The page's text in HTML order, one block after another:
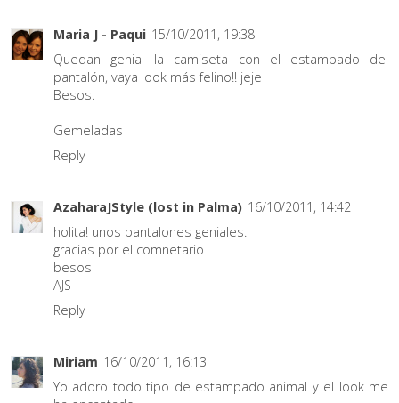
Maria J - Paqui 15/10/2011, 19:38
Quedan genial la camiseta con el estampado del
pantalón, vaya look más felino!! jeje
Besos.
Gemeladas
Reply
AzaharaJStyle (lost in Palma) 16/10/2011, 14:42
holita! unos pantalones geniales.
gracias por el comnetario
besos
AJS
Reply
Miriam 16/10/2011, 16:13
Yo adoro todo tipo de estampado animal y el look me